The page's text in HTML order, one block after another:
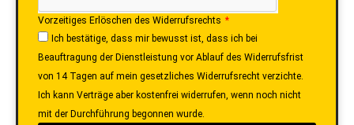
Vorzeitiges Erlöschen des Widerrufsrechts
Ich bestätige, dass mir bewusst ist, dass ich bei
Beauftragung der Dienstleistung vor Ablauf des Widerrufsfrist
von 14 Tagen auf mein gesetzliches Widerrufsrecht verzichte.
Ich kann Verträge aber kostenfrei widerrufen, wenn noch nicht
mit der Durchführung begonnen wurde.